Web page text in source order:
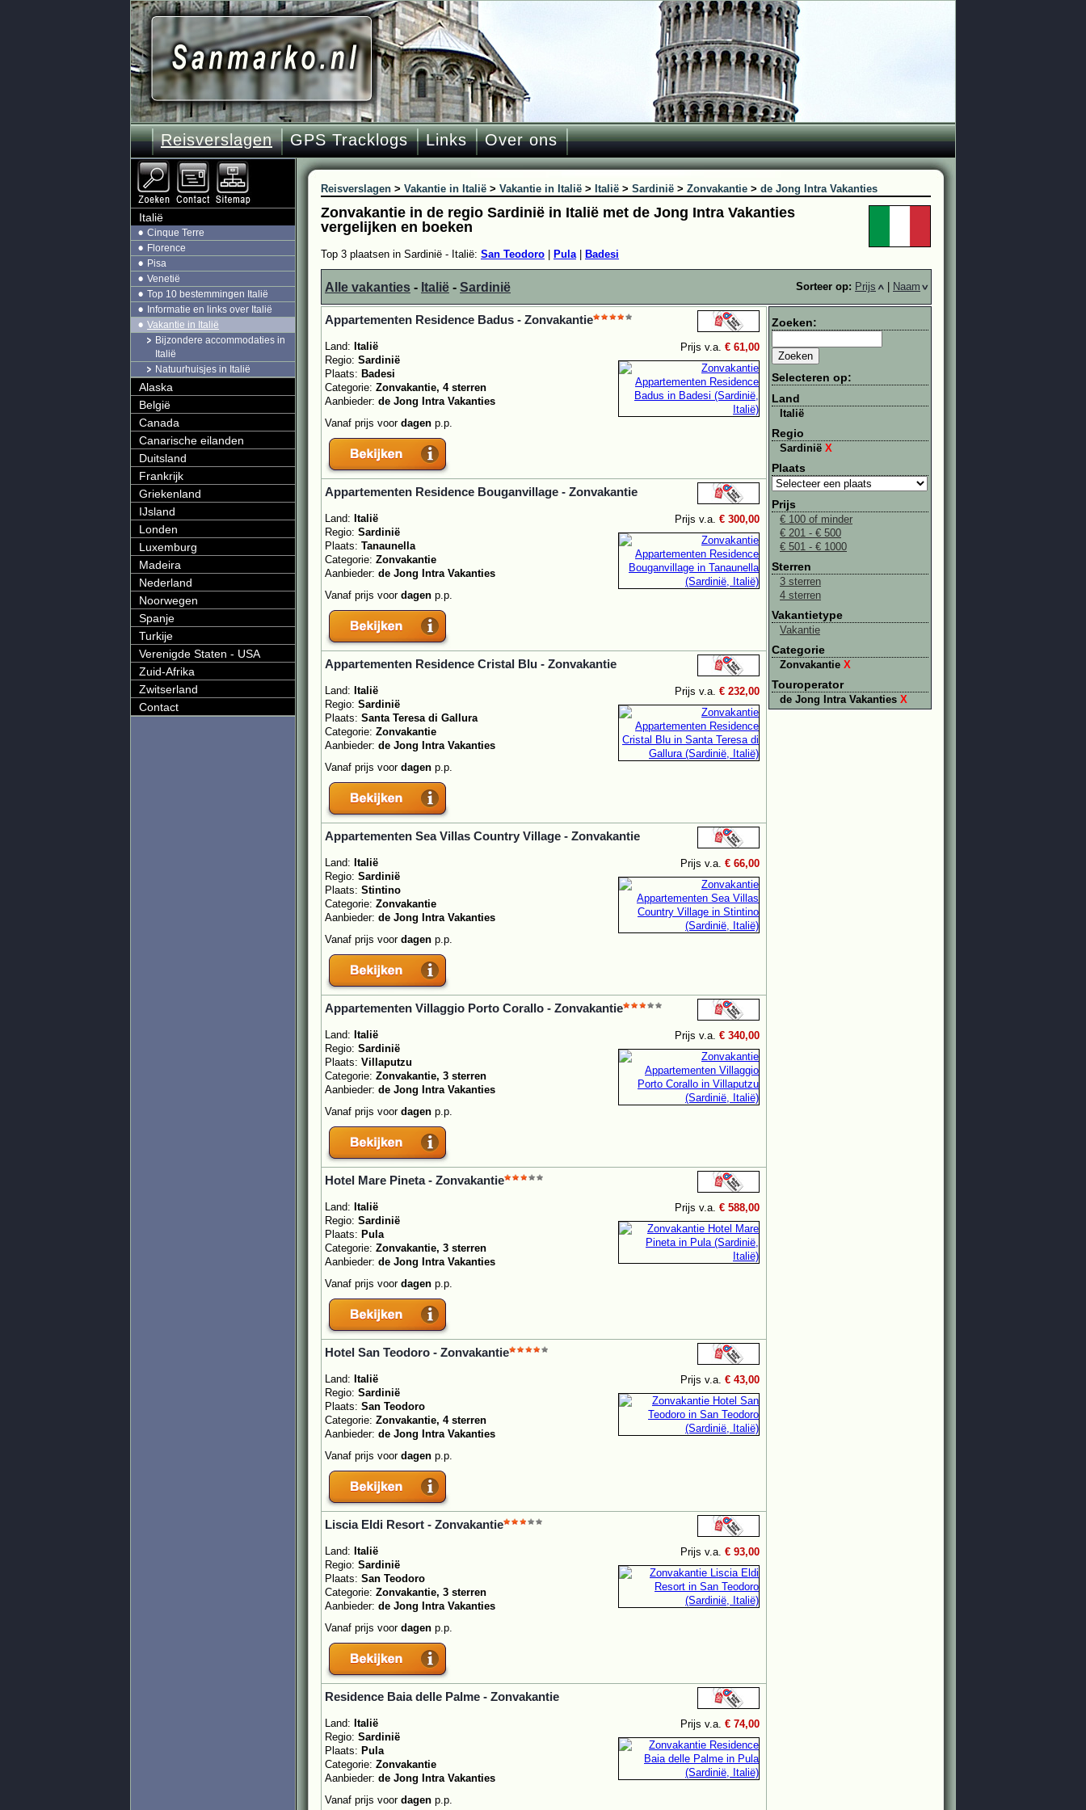
Reisverslagen GPS Tracklogs Links Over ons
Reisverslagen > Vakantie in Italië > Vakantie in Italië > Italië > Sardinië > Zonvakantie > de Jong Intra Vakanties
Zonvakantie in de regio Sardinië in Italië met de Jong Intra Vakanties
vergelijken en boeken
Top 3 plaatsen in Sardinië - Italië: San Teodoro Pula| Badesi
Alle vakanties - Italië - Sardinië Sorteer op: Prijs Naam
Appartementen Residence Badus - Zonvakantie
Prijs v.a. € 61,00
Land: Italië
Regio: Sardinië
Plaats: Badesi
Categorie: Zonvakantie, 4 sterren
Aanbieder: de Jong Intra Vakanties
Vanaf prijs voor dagen p.p.
Appartementen Residence Bouganvillage - Zonvakantie
Prijs v.a. € 300,00
Land: Italië
Regio: Sardinië
Plaats: Tanaunella
Categorie: Zonvakantie
Aanbieder: de Jong Intra Vakanties
Vanaf prijs voor dagen p.p.
Appartementen Residence Cristal Blu - Zonvakantie
Prijs v.a. € 232,00
Land: Italië
Regio: Sardinië
Plaats: Santa Teresa di Gallura
Categorie: Zonvakantie
Aanbieder: de Jong Intra Vakanties
Vanaf prijs voor dagen p.p.
Appartementen Sea Villas Country Village - Zonvakantie
Prijs v.a. € 66,00
Land: Italië
Regio: Sardinië
Plaats: Stintino
Categorie: Zonvakantie
Aanbieder: de Jong Intra Vakanties
Vanaf prijs voor dagen p.p.
Appartementen Villaggio Porto Corallo - Zonvakantie
Prijs v.a. € 340,00
Land: Italië
Regio: Sardinië
Plaats: Villaputzu
Categorie: Zonvakantie, 3 sterren
Aanbieder: de Jong Intra Vakanties
Vanaf prijs voor dagen p.p.
Hotel Mare Pineta - Zonvakantie
Prijs v.a. € 588,00
Land: Italië
Regio: Sardinië
Plaats: Pula
Categorie: Zonvakantie, 3 sterren
Aanbieder: de Jong Intra Vakanties
Vanaf prijs voor dagen p.p.
Hotel San Teodoro - Zonvakantie
Prijs v.a. € 43,00
Land: Italië
Regio: Sardinië
Plaats: San Teodoro
Categorie: Zonvakantie, 4 sterren
Aanbieder: de Jong Intra Vakanties
Vanaf prijs voor dagen p.p.
Liscia Eldi Resort - Zonvakantie
Prijs v.a. € 93,00
Land: Italië
Regio: Sardinië
Plaats: San Teodoro
Categorie: Zonvakantie, 3 sterren
Aanbieder: de Jong Intra Vakanties
Vanaf prijs voor dagen p.p.
Residence Baia delle Palme - Zonvakantie
Prijs v.a. € 74,00
Land: Italië
Regio: Sardinië
Plaats: Pula
Categorie: Zonvakantie
Aanbieder: de Jong Intra Vakanties
Vanaf prijs voor dagen p.p.
Zoeken:
Selecteren op:
Land
Italië
Regio
Sardinië X
Plaats
Prijs
€ 100 of minder
€ 201 - € 500
€ 501 - € 1000
Sterren
3 sterren
4 sterren
Vakantietype
Vakantie
Categorie
Zonvakantie X
Touroperator
de Jong Intra Vakanties X
Italië
Cinque Terre
Florence
Pisa
Venetië
Top 10 bestemmingen Italië
Informatie en links over Italië
Vakantie in Italië
Bijzondere accommodaties in
Italië
Natuurhuisjes in Italië
Alaska
België
Canada
Canarische eilanden
Duitsland
Frankrijk
Griekenland
IJsland
Londen
Luxemburg
Madeira
Nederland
Noorwegen
Spanje
Turkije
Verenigde Staten - USA
Zuid-Afrika
Zwitserland
Contact